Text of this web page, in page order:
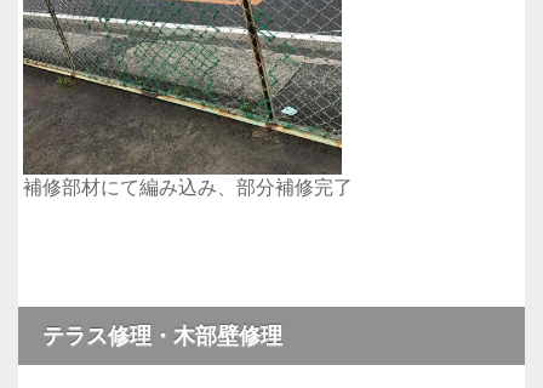
補修部材にて編み込み、部分補修完了
テラス修理・木部壁修理